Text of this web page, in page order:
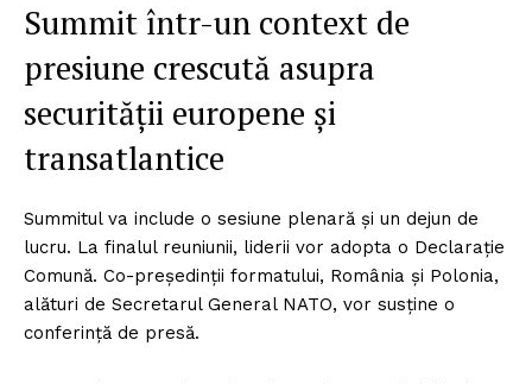
Summit într-un context de
presiune crescută asupra
securității europene și
transatlantice
Summitul va include o sesiune plenară și un dejun de
lucru. La finalul reuniunii, liderii vor adopta o Declarație
Comună. Co-președinții formatului, România și Polonia,
alături de Secretarul General NATO, vor susține o
conferință de presă.